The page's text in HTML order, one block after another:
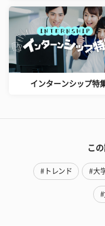
インターンシップ特
こ
#トレンド #大
#